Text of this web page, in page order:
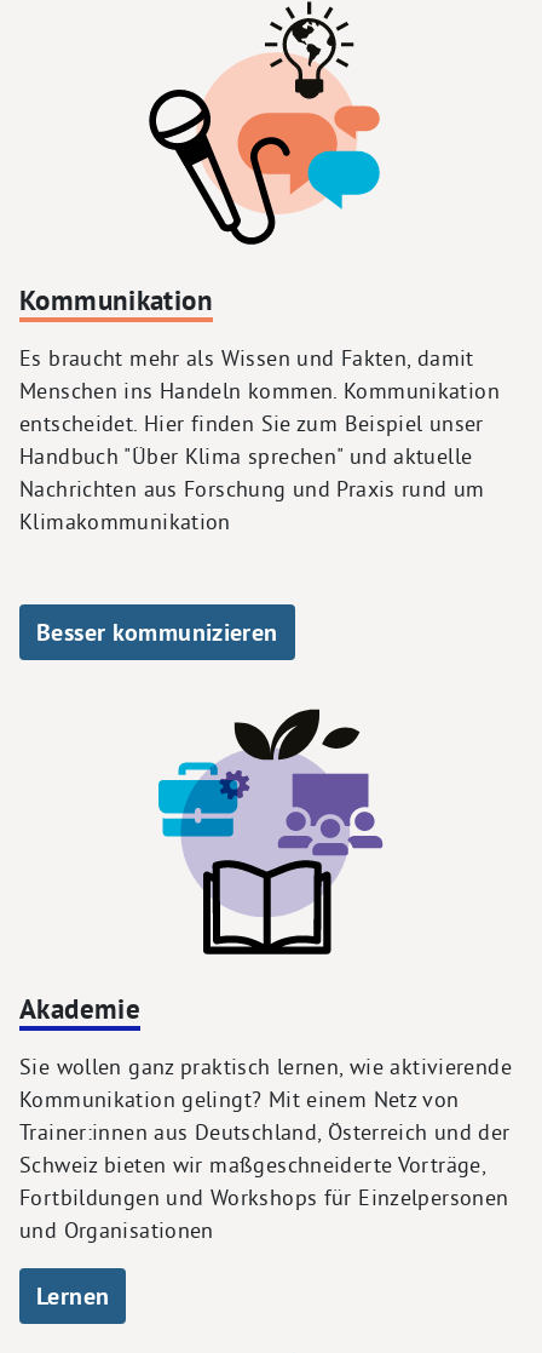
Kommunikation
Es braucht mehr als Wissen und Fakten, damit
Menschen ins Handeln kommen. Kommunikation
entscheidet. Hier finden Sie zum Beispiel unser
Handbuch "Über Klima sprechen" und aktuelle
Nachrichten aus Forschung und Praxis rund um
Klimakommunikation
Besser kommunizieren
Akademie
Sie wollen ganz praktisch lernen, wie aktivierende
Kommunikation gelingt? Mit einem Netz von
Trainer:innen aus Deutschland, Österreich und der
Schweiz bieten wir maßgeschneiderte Vorträge,
Fortbildungen und Workshops für Einzelpersonen
und Organisationen
Lernen